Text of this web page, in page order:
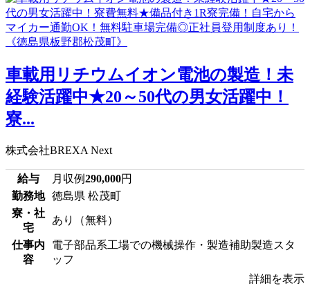
車載用リチウムイオン電池の製造！未
経験活躍中★20～50代の男女活躍中！
寮...
株式会社BREXA Next
給与 月収例290,000円
勤務地 徳島県 松茂町
寮・社
宅
あり（無料）
仕事内
容
電子部品系工場での機械操作・製造補助製造スタ
ッフ
詳細を表示